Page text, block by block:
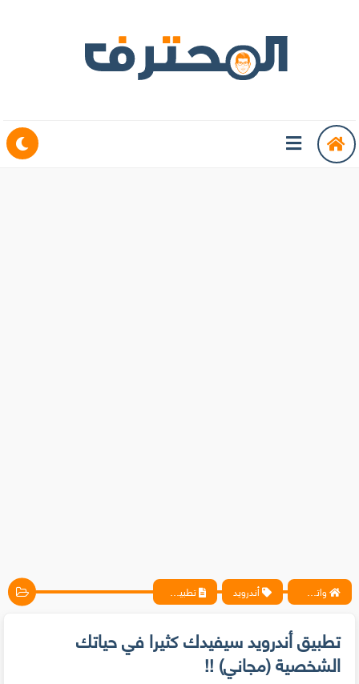
واتس آب ، فيسبوك ، أنترنت ، شروحات تقنية حصرية - المحترف أندرويد تطبيق أندرويد سيفيدك كثيرا في حياتك الشخصية (مجاني) !!
تطبيق أندرويد سيفيدك كثيرا في حياتك
الشخصية (مجاني) !!